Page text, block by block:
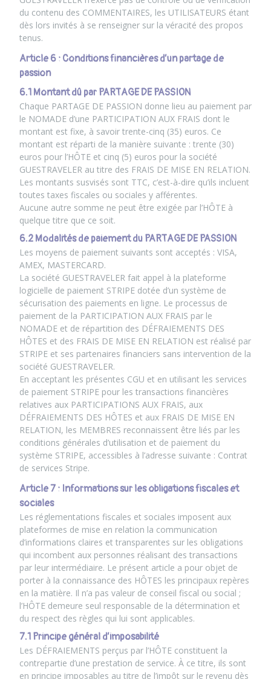
du contenu des COMMENTAIRES, les UTILISATEURS étant
dès lors invités à se renseigner sur la véracité des propos
tenus.
Article 6 : Conditions financières d’un partage de
passion
6.1 Montant dû par PARTAGE DE PASSION
Chaque PARTAGE DE PASSION donne lieu au paiement par
le NOMADE d’une PARTICIPATION AUX FRAIS dont le
montant est fixe, à savoir trente-cinq (35) euros. Ce
montant est réparti de la manière suivante : trente (30)
euros pour l’HÔTE et cinq (5) euros pour la société
GUESTRAVELER au titre des FRAIS DE MISE EN RELATION.
Les montants susvisés sont TTC, c’est-à-dire qu’ils incluent
toutes taxes fiscales ou sociales y afférentes.
Aucune autre somme ne peut être exigée par l’HÔTE à
quelque titre que ce soit.
6.2 Modalités de paiement du PARTAGE DE PASSION
Les moyens de paiement suivants sont acceptés : VISA,
AMEX, MASTERCARD.
La société GUESTRAVELER fait appel à la plateforme
logicielle de paiement STRIPE dotée d’un système de
sécurisation des paiements en ligne. Le processus de
paiement de la PARTICIPATION AUX FRAIS par le
NOMADE et de répartition des DÉFRAIEMENTS DES
HÔTES et des FRAIS DE MISE EN RELATION est réalisé par
STRIPE et ses partenaires financiers sans intervention de la
société GUESTRAVELER.
En acceptant les présentes CGU et en utilisant les services
de paiement STRIPE pour les transactions financières
relatives aux PARTICIPATIONS AUX FRAIS, aux
DÉFRAIEMENTS DES HÔTES et aux FRAIS DE MISE EN
RELATION, les MEMBRES reconnaissent être liés par les
conditions générales d’utilisation et de paiement du
système STRIPE, accessibles à l’adresse suivante : Contrat
de services Stripe.
Article 7 : Informations sur les obligations fiscales et
sociales
Les réglementations fiscales et sociales imposent aux
plateformes de mise en relation la communication
d’informations claires et transparentes sur les obligations
qui incombent aux personnes réalisant des transactions
par leur intermédiaire. Le présent article a pour objet de
porter à la connaissance des HÔTES les principaux repères
en la matière. Il n’a pas valeur de conseil fiscal ou social ;
l’HÔTE demeure seul responsable de la détermination et
du respect des règles qui lui sont applicables.
7.1 Principe général d’imposabilité
Les DÉFRAIEMENTS perçus par l’HÔTE constituent la
contrepartie d’une prestation de service. À ce titre, ils sont
en principe imposables au titre de l’impôt sur le revenu dès